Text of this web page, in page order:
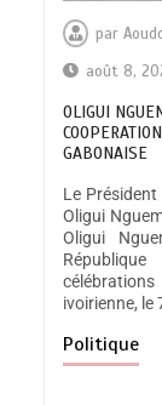
par
août 8,
OLIGUI
GABONAISE
Le
Oligui
Oligui
ivoirienne, le
Politique